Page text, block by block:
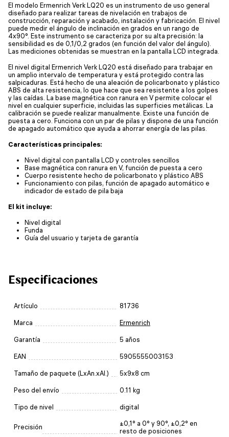
El modelo Ermenrich Verk LQ20 es un instrumento de uso general
diseñado para realizar tareas de nivelación en trabajos de
construcción, reparación y acabado, instalación y fabricación. El nivel
puede medir el ángulo de inclinación en grados en un rango de
4x90°. Este instrumento se caracteriza por su alta precisión: la
sensibilidad es de 0,1/0,2 grados (en función del valor del ángulo).
Las mediciones obtenidas se muestran en la pantalla LCD integrada.
El nivel digital Ermenrich Verk LQ20 está diseñado para trabajar en
un amplio intervalo de temperatura y está protegido contra las
salpicaduras. Está hecho de una aleación de policarbonato y plástico
ABS de alta resistencia, lo que hace que sea resistente a los golpes
y las caídas. La base magnética con ranura en V permite colocar el
nivel en cualquier superficie, incluidas las superficies metálicas. La
calibración se puede realizar manualmente. Existe una función de
puesta a cero. Funciona con un par de pilas y dispone de una función
de apagado automático que ayuda a ahorrar energía de las pilas.
Características principales:
Nivel digital con pantalla LCD y controles sencillos
Base magnética con ranura en V, función de puesta a cero
Cuerpo resistente hecho de policarbonato y plástico ABS
Funcionamiento con pilas, función de apagado automático e
indicador de estado de pila baja
El kit incluye:
Nivel digital
Funda
Guía del usuario y tarjeta de garantía
Especificaciones
Artículo 81736
Marca Ermenrich
Garantía 5 años
EAN 5905555003153
Tamaño de paquete (LxAn.xAl.) 5x9x8 cm
Peso del envío 0.11 kg
Tipo de nivel digital
Precisión
±0,1° a 0° y 90°, ±0,2° en
resto de posiciones